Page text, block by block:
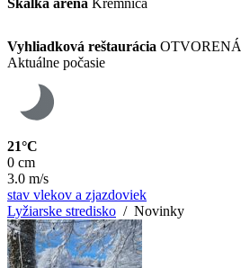
Vyhliadková reštaurácia OTVORENÁ
Aktuálne počasie
21°C
0 cm
3.0 m/s
stav vlekov a zjazdoviek
Lyžiarske stredisko / Novinky